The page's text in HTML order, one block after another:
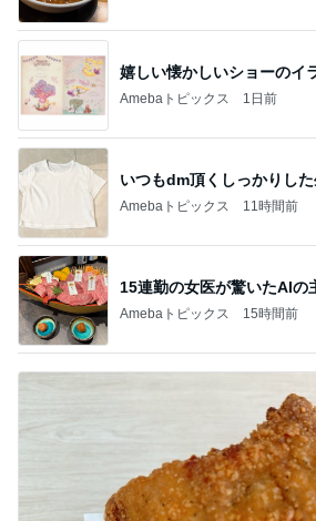
嬉しい懐かしいショーのイ
Amebaトピックス 1日前
いつもdm頂くしっかりし
Amebaトピックス 11時間前
15連勤の女医が驚いたAIの
Amebaトピックス 15時間前